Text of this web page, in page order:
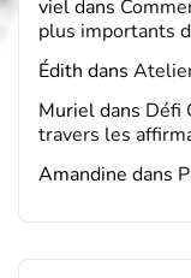
vieldans
plus importants
Édith dans
Murieldans Défi
travers les
Amandine dans